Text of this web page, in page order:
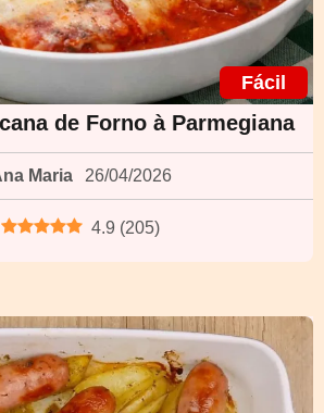
Fácil
de Forno à Parmegiana
Maria 26/04/2026
4.9 (205)